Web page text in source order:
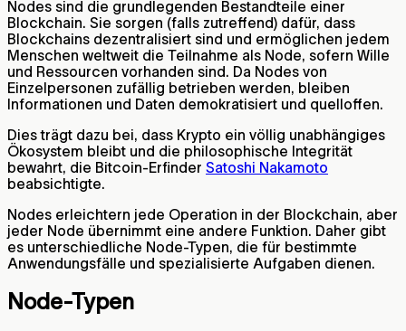
Nodes sind die grundlegenden Bestandteile einer
Blockchain. Sie sorgen (falls zutreffend) dafür, dass
Blockchains dezentralisiert sind und ermöglichen jedem
Menschen weltweit die Teilnahme als Node, sofern Wille
und Ressourcen vorhanden sind. Da Nodes von
Einzelpersonen zufällig betrieben werden, bleiben
Informationen und Daten demokratisiert und quelloffen.
Dies trägt dazu bei, dass Krypto ein völlig unabhängiges
Ökosystem bleibt und die philosophische Integrität
bewahrt, die Bitcoin-Erfinder Satoshi Nakamoto
beabsichtigte.
Nodes erleichtern jede Operation in der Blockchain, aber
jeder Node übernimmt eine andere Funktion. Daher gibt
es unterschiedliche Node-Typen, die für bestimmte
Anwendungsfälle und spezialisierte Aufgaben dienen.
Node-Typen